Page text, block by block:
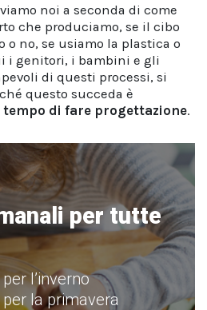
noi a seconda di come
che produciamo, se il cibo
o no, se usiamo la plastica o
i genitori, i bambini e gli
di questi processi, si
questo succeda è
tempo di fare progettazione.
per tutte
l’inverno
la primavera